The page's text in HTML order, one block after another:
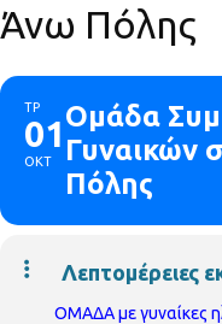
Άνω Πόλης
ΤΡ
01
ΟΚΤ
Ομάδα
Γυναικών
Πόλης
Λεπτομέρειες
ΟΜΑΔΑ με γυναίκες